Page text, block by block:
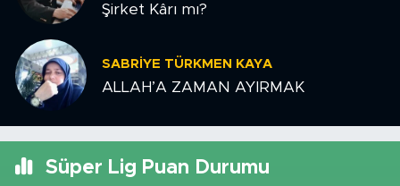
Şirket Kârı mı?
SABRIYE TÜRKMEN KAYA
ALLAH’A ZAMAN AYIRMAK
Süper Lig Puan Durumu